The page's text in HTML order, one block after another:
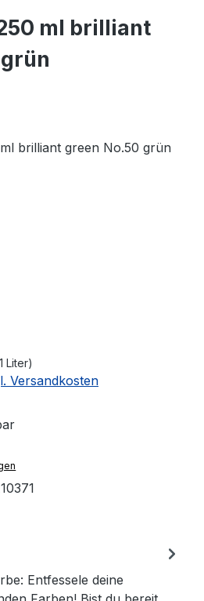
ml brilliant
Liter)
Versandkosten
Entfessele deine